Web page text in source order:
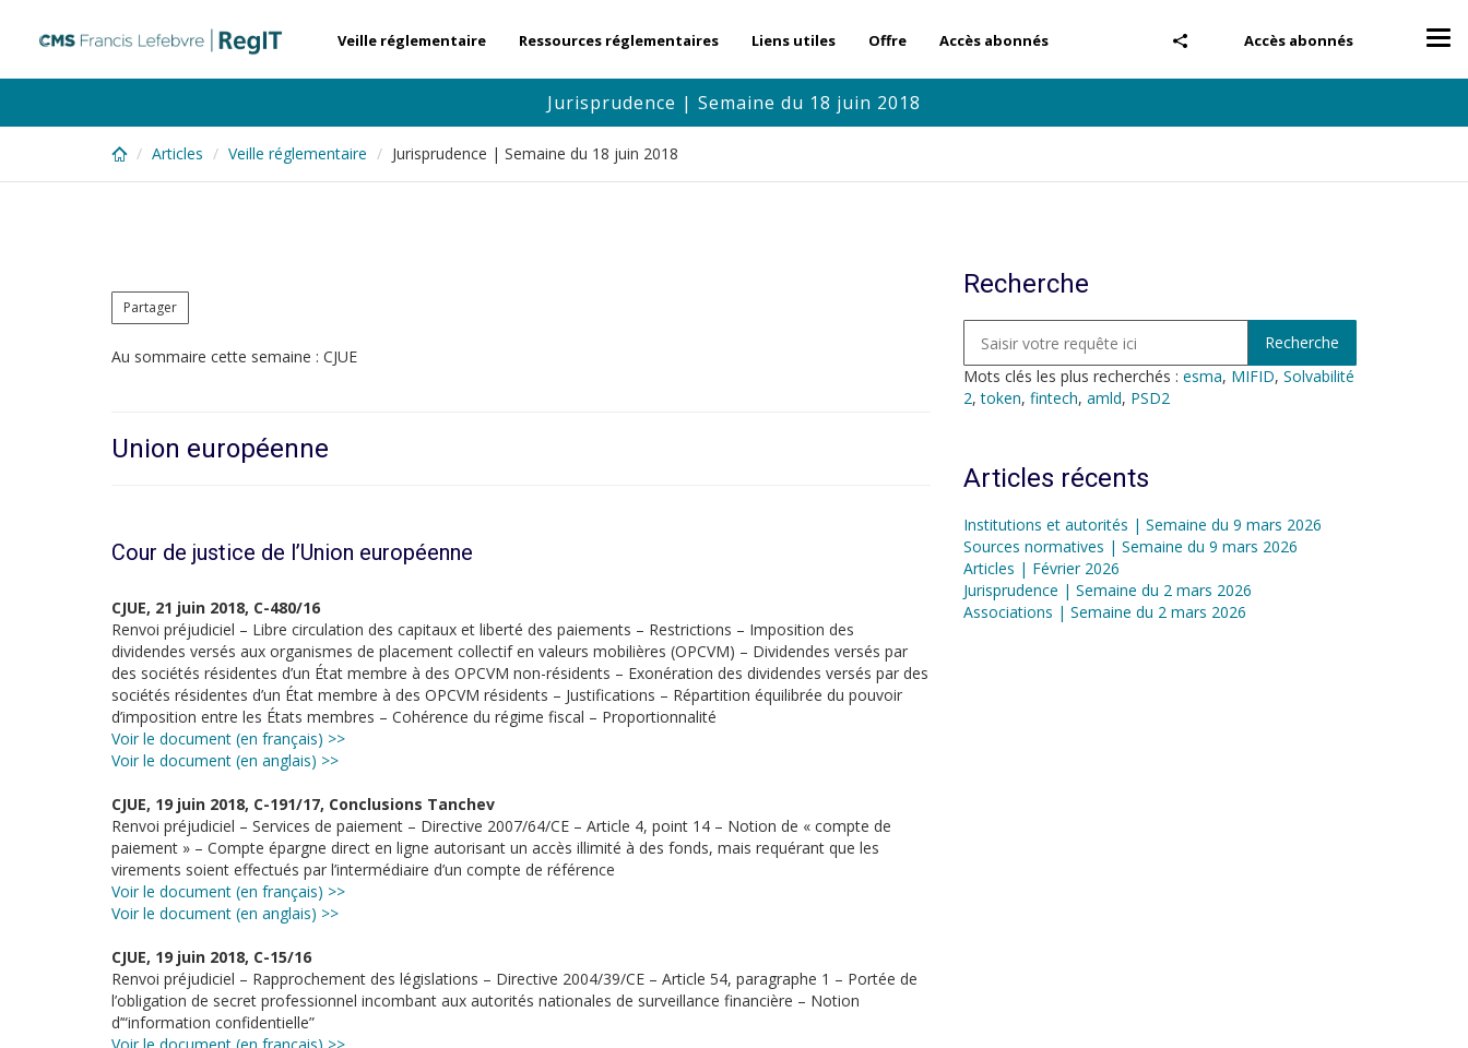
content
Accès abonnés
Veille réglementaire Ressources réglementaires Liens utiles Offre Accès abonnés
Jurisprudence | Semaine du 18 juin 2018
Articles Veille réglementaire Jurisprudence | Semaine du 18 juin 2018
Partager
Au sommaire cette semaine : CJUE
Union européenne
Cour de justice de l’Union européenne
CJUE, 21 juin 2018, C-480/16
Renvoi préjudiciel – Libre circulation des capitaux et liberté des paiements – Restrictions – Imposition des
dividendes versés aux organismes de placement collectif en valeurs mobilières (OPCVM) – Dividendes versés par
des sociétés résidentes d’un État membre à des OPCVM non-résidents – Exonération des dividendes versés par des
sociétés résidentes d’un État membre à des OPCVM résidents – Justifications – Répartition équilibrée du pouvoir
d’imposition entre les États membres – Cohérence du régime fiscal – Proportionnalité
Voir le document (en français) >>
Voir le document (en anglais) >>
CJUE, 19 juin 2018, C-191/17, Conclusions Tanchev
Renvoi préjudiciel – Services de paiement – Directive 2007/64/CE – Article 4, point 14 – Notion de « compte de
paiement » – Compte épargne direct en ligne autorisant un accès illimité à des fonds, mais requérant que les
virements soient effectués par l’intermédiaire d’un compte de référence
Voir le document (en français) >>
Voir le document (en anglais) >>
CJUE, 19 juin 2018, C-15/16
Renvoi préjudiciel – Rapprochement des législations – Directive 2004/39/CE – Article 54, paragraphe 1 – Portée de
l’obligation de secret professionnel incombant aux autorités nationales de surveillance financière – Notion
d’“information confidentielle”
Recherche
Mots clés les plus recherchés : esma, MIFID, Solvabilité
2,token, fintech, amld, PSD2
Articles récents
Institutions et autorités | Semaine du 9 mars 2026
Sources normatives | Semaine du 9 mars 2026
Articles | Février 2026
Jurisprudence | Semaine du 2 mars 2026
Associations | Semaine du 2 mars 2026